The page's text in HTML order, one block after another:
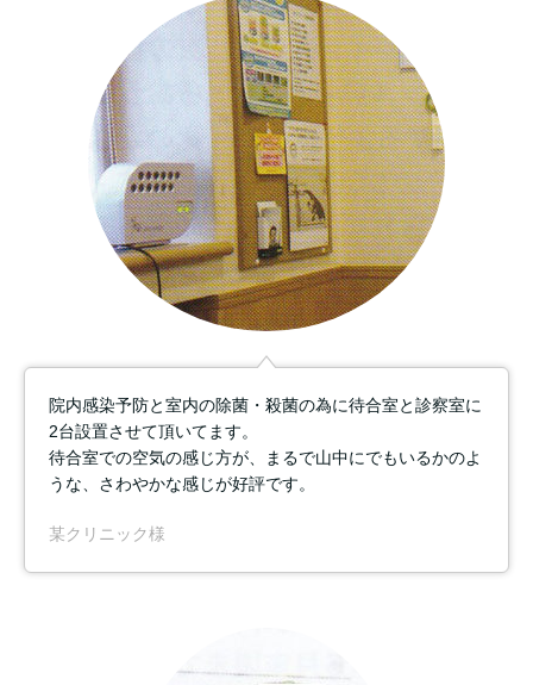
院内感染予防と室内の除菌・殺菌の為に待合室と診察室に
2台設置させて頂いてます。
待合室での空気の感じ方が、まるで山中にでもいるかのよ
うな、さわやかな感じが好評です。
某クリニック様